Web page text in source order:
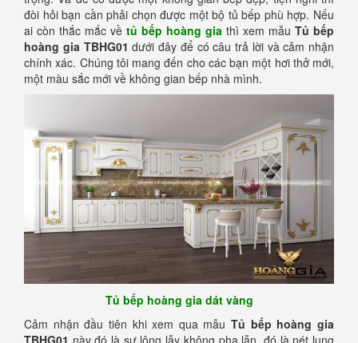
đòi hỏi bạn cần phải chọn được một bộ tủ bếp phù hợp. Nếu
ai còn thắc mắc về tủ bếp hoàng gia thì xem mẫu Tủ bếp
hoàng gia TBHG01 dưới đây để có câu trả lời và cảm nhận
chính xác. Chúng tôi mang đến cho các bạn một hơi thở mới,
một màu sắc mới về không gian bếp nhà mình.
Tủ bếp hoàng gia dát vàng
Cảm nhận đầu tiên khi xem qua mẫuTủ bếp hoàng gia